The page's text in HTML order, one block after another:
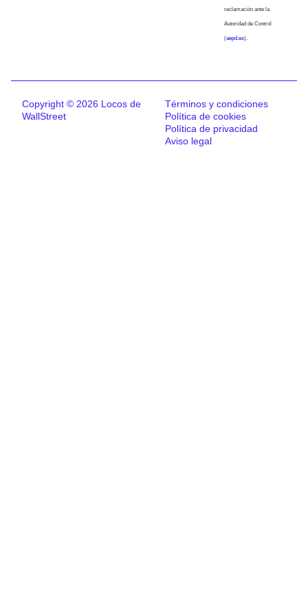
reclamación ante la
Autoridad de Control
(aepd.es).
Copyright © 2026 Locos de
WallStreet
Términos y condiciones
Política de cookies
Política de privacidad
Aviso legal